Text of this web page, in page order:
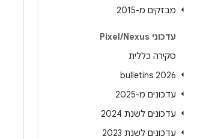
מבזקים מ-2015
עדכוני Pixel /Nexus
סקירה כללית
2026 bulletins
עדכונים מ-2025
עדכונים לשנת 2024
עדכונים לשנת 2023